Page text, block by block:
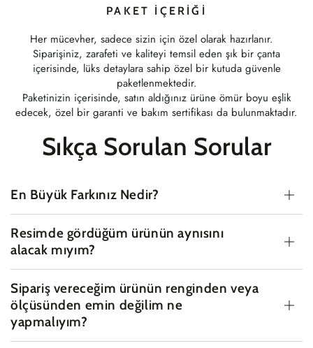
PAKET İÇERIĞI
Her mücevher, sadece sizin için özel olarak hazırlanır.
Siparişiniz, zarafeti ve kaliteyi temsil eden şık bir çanta
içerisinde, lüks detaylara sahip özel bir kutuda güvenle
paketlenmektedir.
Paketinizin içerisinde, satın aldığınız ürüne ömür boyu eşlik
edecek, özel bir garanti ve bakım sertifikası da bulunmaktadır.
Sıkça Sorulan Sorular
En Büyük Farkınız Nedir?
Resimde gördüğüm ürünün aynısını
alacak mıyım?
Sipariş vereceğim ürünün renginden veya
ölçüsünden emin değilim ne
yapmalıyım?